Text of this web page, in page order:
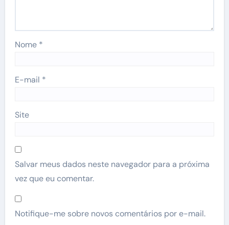
Nome *
E-mail *
Site
Salvar meus dados neste navegador para a próxima
vez que eu comentar.
Notifique-me sobre novos comentários por e-mail.